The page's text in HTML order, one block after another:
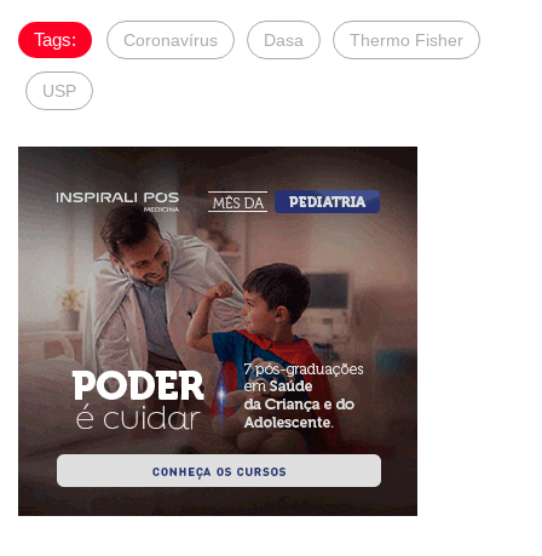
Tags: Coronavírus Dasa Thermo Fisher
USP